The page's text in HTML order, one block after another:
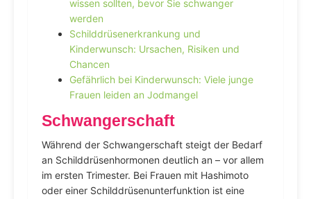
wissen sollten, bevor Sie schwanger
werden
Schilddrüsenerkrankung und
Kinderwunsch: Ursachen, Risiken und
Chancen
Gefährlich bei Kinderwunsch: Viele junge
Frauen leiden an Jodmangel
Schwangerschaft
Während der Schwangerschaft steigt der Bedarf
an Schilddrüsenhormonen deutlich an – vor allem
im ersten Trimester. Bei Frauen mit Hashimoto
oder einer Schilddrüsenunterfunktion ist eine